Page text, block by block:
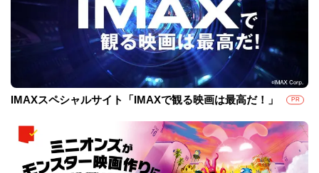
IMAXスペシャルサイト「IMAXで観る映画は最高だ！」 PR